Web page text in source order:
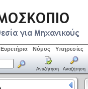
Ευρετήρια Νόμος Υπηρεσίες
Αναζήτηση Αναζήτηση